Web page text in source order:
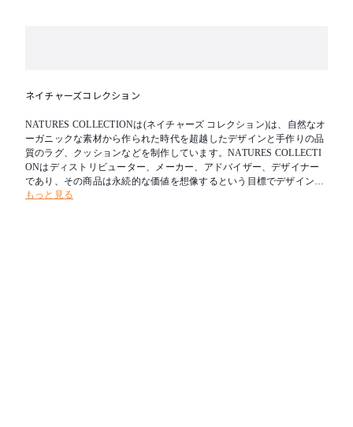
ネイチャーズコレクション
NATURES COLLECTIONは(ネイチャーズ コレクション)は、自然なオ
ーガニックな素材から作られた時代を超越したデザインと手作りの品
質のラグ、クッションなどを制作しています。NATURES COLLECTI
ONはディストリビューター、メーカー、アドバイザー、デザイナー
であり、その商品は永続的な価値を想像するという目標でデザインさ
れています。北欧のみならず、ドイツ、フランスなどのヨーロッパ諸
もっと見る